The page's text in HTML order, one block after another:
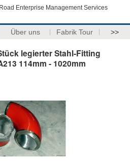
Enterprise Management Services
Über uns Fabrik Tour >>
legierter Stahl-Fitting
114mm - 1020mm